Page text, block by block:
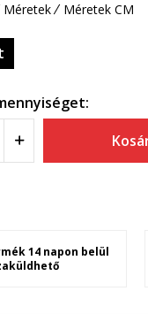
Méretek Méretek CM
14 napon belül